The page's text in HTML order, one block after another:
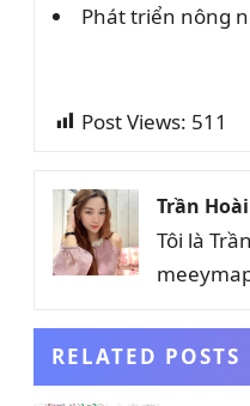
Phát triển nông
Post Views: 511
Trần
Tôi là
RELATED POSTS